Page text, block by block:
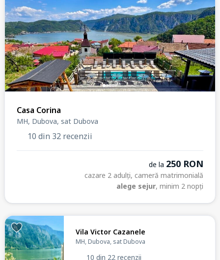
Casa Corina
MH, Dubova, sat Dubova
10 din 32 recenzii
de la 250 RON
cazare 2 adulți, cameră matrimonială
alege sejur, minim 2 nopți
Vila Victor Cazanele
MH, Dubova, sat Dubova
10 din 22 recenzii